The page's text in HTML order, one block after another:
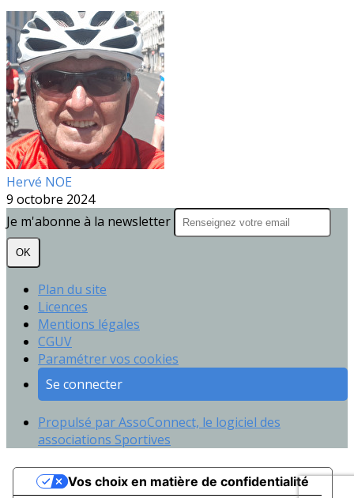
Hervé NOE
9 octobre 2024
Je m'abonne à la newsletter
OK
Plan du site
Licences
Mentions légales
CGUV
Paramétrer vos cookies
Se connecter
Propulsé par AssoConnect, le logiciel des
associations Sportives
Vos choix en matière de confidentialité